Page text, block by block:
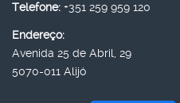
Telefone: +351 259 959 120
Endereço:
Avenida 25 de Abril, 29
5070-011 Alijó